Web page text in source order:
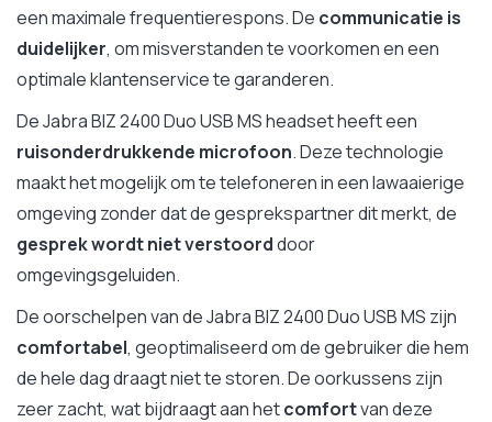
een maximale frequentierespons. De communicatie is
duidelijker, om misverstanden te voorkomen en een
optimale klantenservice te garanderen.
De Jabra BIZ 2400 Duo USB MS headset heeft een
ruisonderdrukkende microfoon. Deze technologie
maakt het mogelijk om te telefoneren in een lawaaierige
omgeving zonder dat de gesprekspartner dit merkt, de
gesprek wordt niet verstoorddoor
omgevingsgeluiden.
De oorschelpen van de Jabra BIZ 2400 Duo USB MS zijn
comfortabel, geoptimaliseerd om de gebruiker die hem
de hele dag draagt niet te storen. De oorkussens zijn
zeer zacht, wat bijdraagt aan hetcomfortvan deze